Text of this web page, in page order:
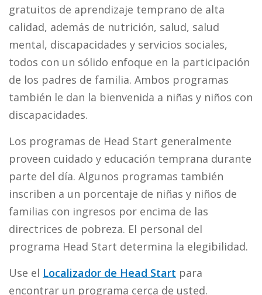
gratuitos de aprendizaje temprano de alta
calidad, además de nutrición, salud, salud
mental, discapacidades y servicios sociales,
todos con un sólido enfoque en la participación
de los padres de familia. Ambos programas
también le dan la bienvenida a niñas y niños con
discapacidades.
Los programas de Head Start generalmente
proveen cuidado y educación temprana durante
parte del día. Algunos programas también
inscriben a un porcentaje de niñas y niños de
familias con ingresos por encima de las
directrices de pobreza. El personal del
programa Head Start determina la elegibilidad.
Use el Localizador de Head Start para
encontrar un programa cerca de usted.